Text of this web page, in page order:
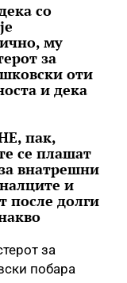
со
му
за
оти
и дека
пак,
се плашат
внатрешни
и
после долги
за
побара